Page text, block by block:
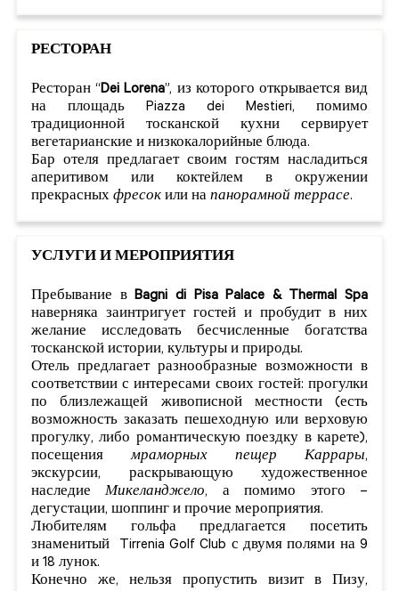
РЕСТОРАН
Ресторан “Dei Lorena”, из которого открывается вид
на площадь Piazza dei Mestieri, помимо
традиционной тосканской кухни сервирует
вегетарианские и низкокалорийные блюда.
Бар отеля предлагает своим гостям насладиться
аперитивом или коктейлем в окружении
прекрасных фресок или на панорамной террасе.
УСЛУГИ И МЕРОПРИЯТИЯ
Пребывание вBagni di Pisa Palace & Thermal Spa
наверняка заинтригует гостей и пробудит в них
желание исследовать бесчисленные богатства
тосканской истории, культуры и природы.
Отель предлагает разнообразные возможности в
соответствии с интересами своих гостей: прогулки
по близлежащей живописной местности (есть
возможность заказать пешеходную или верховую
прогулку, либо романтическую поездку в карете),
посещениямраморных пещер Каррары,
экскурсии, раскрывающую художественное
наследиеМикеланджело, а помимо этого –
дегустации, шоппинг и прочие мероприятия.
Любителям гольфа предлагается посетить
знаменитый Tirrenia Golf Club с двумя полями на 9
и 18 лунок.
Конечно же, нельзя пропустить визит в Пизу,